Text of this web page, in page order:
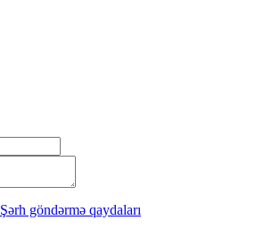
Şərh göndərmə qaydaları